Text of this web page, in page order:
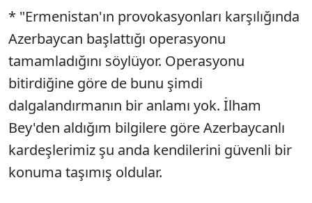
* "Ermenistan'ın provokasyonları karşılığında
Azerbaycan başlattığı operasyonu
tamamladığını söylüyor. Operasyonu
bitirdiğine göre de bunu şimdi
dalgalandırmanın bir anlamı yok. İlham
Bey'den aldığım bilgilere göre Azerbaycanlı
kardeşlerimiz şu anda kendilerini güvenli bir
konuma taşımış oldular.